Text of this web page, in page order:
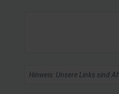
Hinweis: Unsere Links sind